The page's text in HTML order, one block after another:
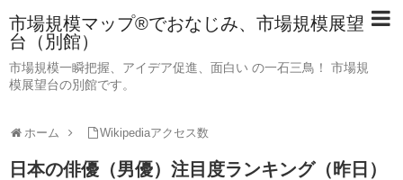
市場規模マップ®でおなじみ、市場規模展望
台（別館）
市場規模一瞬把握、アイデア促進、面白い の一石三鳥！ 市場規
模展望台の別館です。
ホーム Wikipediaアクセス数
日本の俳優（男優）注目度ランキング（昨日）